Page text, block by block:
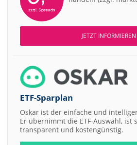
JETZT INFORMIEREN
ETF-Sparplan
Oskar ist der einfache und
Er übernimmt die ETF-Auswahl, ist
transparent und kostengünstig.